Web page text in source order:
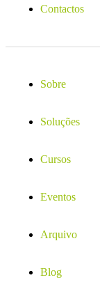
Contactos
Sobre
Soluções
Cursos
Eventos
Arquivo
Blog